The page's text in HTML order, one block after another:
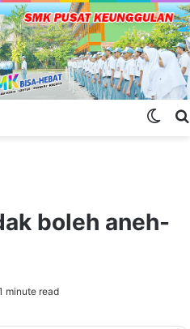
boleh aneh-
minute read